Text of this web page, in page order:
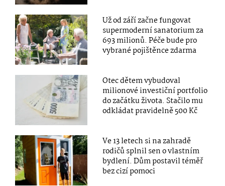
Už od září začne fungovat
supermoderní sanatorium za
693 milionů. Péče bude pro
vybrané pojištěnce zdarma
Otec dětem vybudoval
milionové investiční portfolio
do začátku života. Stačilo mu
odkládat pravidelně 500 Kč
Ve 13 letech si na zahradě
rodičů splnil sen o vlastním
bydlení. Dům postavil téměř
bez cizí pomoci